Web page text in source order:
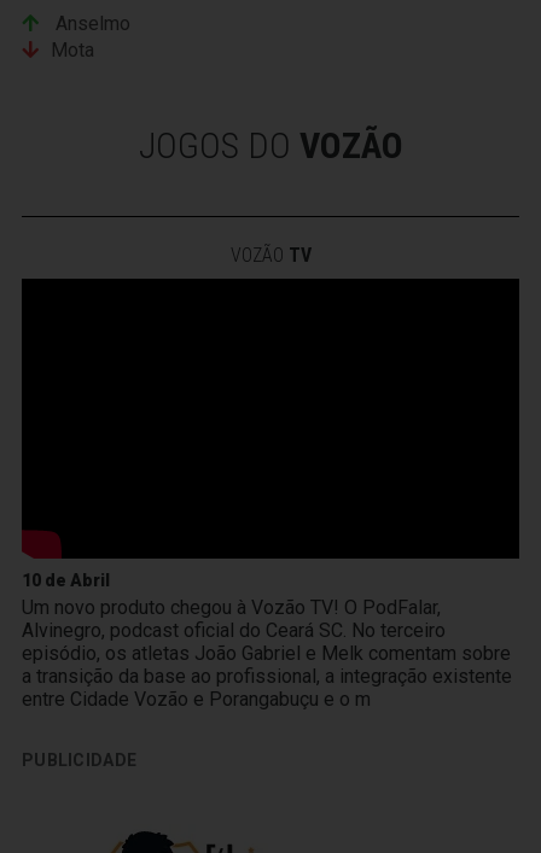
Anselmo
Mota
JOGOS DO VOZÃO
VOZÃO TV
10 de Abril
Um novo produto chegou à Vozão TV! O PodFalar,
Alvinegro, podcast oficial do Ceará SC. No terceiro
episódio, os atletas João Gabriel e Melk comentam sobre
a transição da base ao profissional, a integração existente
entre Cidade Vozão e Porangabuçu e o m
PUBLICIDADE